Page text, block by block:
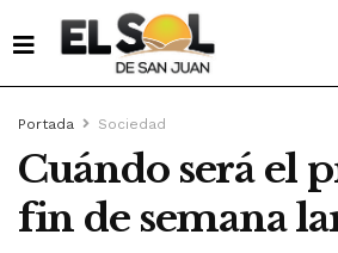
Portada Sociedad
Cuándo será el
fin de semana